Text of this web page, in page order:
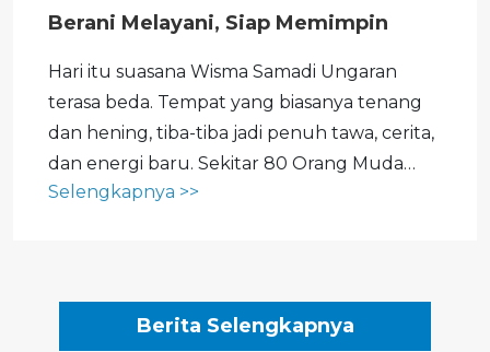
Berani Melayani, Siap Memimpin
Hari itu suasana Wisma Samadi Ungaran
terasa beda. Tempat yang biasanya tenang
dan hening, tiba-tiba jadi penuh tawa, cerita,
dan energi baru. Sekitar 80 Orang Muda
Katolik dari berbagai tempat datang, bukan
Selengkapnya >>
Berita Selengkapnya